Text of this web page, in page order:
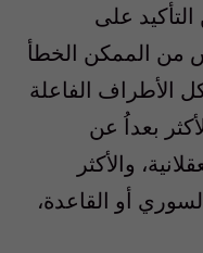
على
من الممكن الخطأ
الأطراف الفاعلة
بعداُ عن
والأكثر
أو القاعدة،